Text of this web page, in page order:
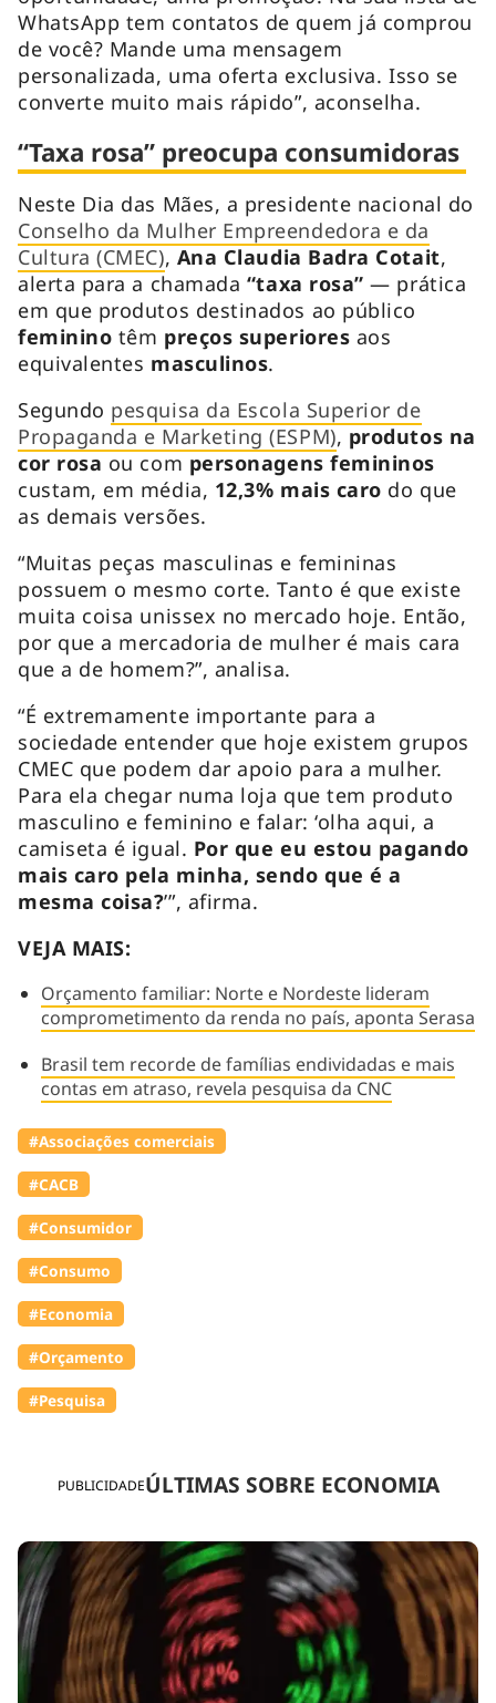
PUBLICIDADEÚLTIMAS SOBRE ECONOMIA
WhatsApp tem contatos de quem já comprou
de você? Mande uma mensagem
personalizada, uma oferta exclusiva. Isso se
converte muito mais rápido”, aconselha.
“Taxa rosa” preocupa consumidoras
Neste Dia das Mães, a presidente nacional do
Conselho da Mulher Empreendedora e da
Cultura (CMEC), Ana Claudia Badra Cotait,
alerta para a chamada “taxa rosa” — prática
em que produtos destinados ao público
feminino têm preços superiores aos
equivalentes masculinos.
Segundo pesquisa da Escola Superior de
Propaganda e Marketing (ESPM), produtos na
cor rosa ou com personagens femininos
custam, em média, 12,3% mais caro do que
as demais versões.
“Muitas peças masculinas e femininas
possuem o mesmo corte. Tanto é que existe
muita coisa unissex no mercado hoje. Então,
por que a mercadoria de mulher é mais cara
que a de homem?”, analisa.
“É extremamente importante para a
sociedade entender que hoje existem grupos
CMEC que podem dar apoio para a mulher.
Para ela chegar numa loja que tem produto
masculino e feminino e falar: ‘olha aqui, a
camiseta é igual. Por que eu estou pagando
mais caro pela minha, sendo que é a
mesma coisa?’”, afirma.
VEJA MAIS:
Orçamento familiar: Norte e Nordeste lideram
comprometimento da renda no país, aponta Serasa
Brasil tem recorde de famílias endividadas e mais
contas em atraso, revela pesquisa da CNC
#Associações comerciais
#⁠CACB
#Consumidor
#Consumo
#Economia
#Orçamento
#Pesquisa